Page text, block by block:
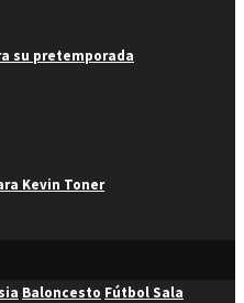
su pretemporada
Kevin Toner
Baloncesto Fútbol Sala